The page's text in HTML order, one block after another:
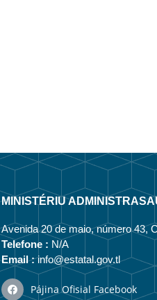
MINISTÉRIU
Avenida 20 de maio, número 43,
Telefone : N/A
Email :info@estatal.gov.tl
Pájina Ofisial Facebook